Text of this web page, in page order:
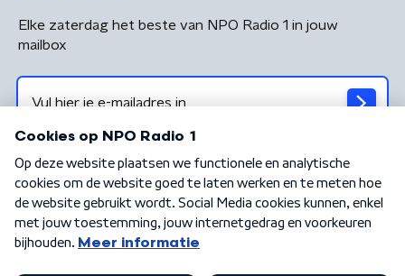
Elke zaterdag het beste van NPO Radio 1 in jouw
mailbox
Algemene voorwaarden